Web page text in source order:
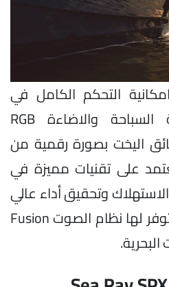
التحكم الكامل في
وظائفها منها منصة السباحة والاضاءة RGB
اليخت بصورة رقمية من
على تقنيات مميزة في
وتحقيق أداء عالي
في نفس الوقت. كما يتوفر لها نظام الصوت Fusion